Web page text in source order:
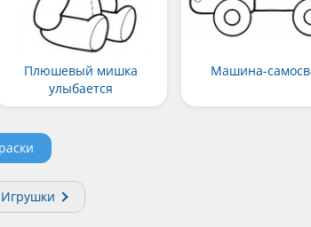
Плюшевый мишка
улыбается
Машина-
Игрушки